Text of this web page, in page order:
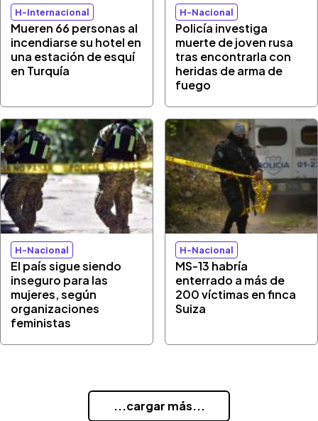
H-Internacional
Mueren 66 personas al
incendiarse su hotel en
una estación de esquí
en Turquía
H-Nacional
Policía investiga
muerte de joven rusa
tras encontrarla con
heridas de arma de
fuego
H-Nacional
El país sigue siendo
inseguro para las
mujeres, según
organizaciones
feministas
H-Nacional
MS-13 habría
enterrado a más de
200 víctimas en finca
Suiza
...cargar más...